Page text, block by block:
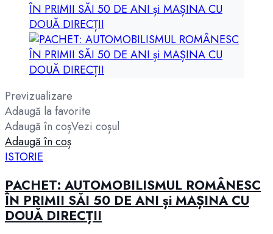
Previzualizare
Adaugă la favorite
Adaugă în coșVezi coșul
Adaugă în coș
ISTORIE
PACHET: AUTOMOBILISMUL ROMÂNESC
ÎN PRIMII SĂI 50 DE ANI și MAȘINA CU
DOUĂ DIRECȚII